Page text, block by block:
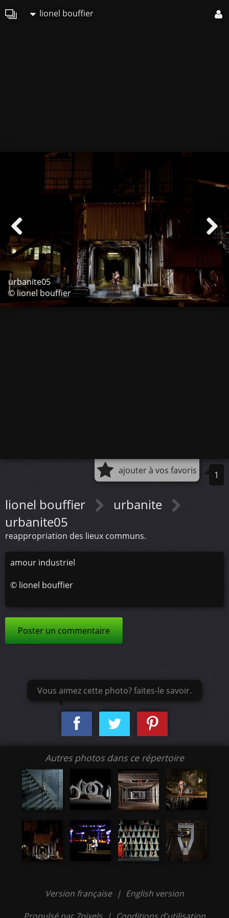
lionel bouffier
urbanite05
© lionel bouffier
ajouter à vos favoris 1
lionel bouffier
urbanite
urbanite05
reappropriation des lieux communs.
amour industriel
© lionel bouffier
Poster un commentaire
Vous aimez cette photo? faites-le savoir.
Autres photos dans ce répertoire
Version française | English version
Propulsé par 7pixels | Conditions d'utilisation